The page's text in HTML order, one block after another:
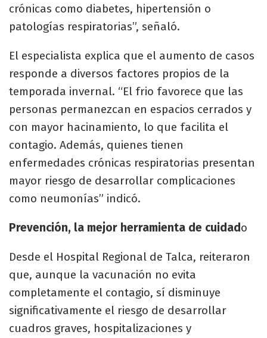
crónicas como diabetes, hipertensión o
patologías respiratorias”, señaló.
El especialista explica que el aumento de casos
responde a diversos factores propios de la
temporada invernal. “El frio favorece que las
personas permanezcan en espacios cerrados y
con mayor hacinamiento, lo que facilita el
contagio. Además, quienes tienen
enfermedades crónicas respiratorias presentan
mayor riesgo de desarrollar complicaciones
como neumonías” indicó.
Prevención, la mejor herramienta de cuidado
Desde el Hospital Regional de Talca, reiteraron
que, aunque la vacunación no evita
completamente el contagio, sí disminuye
significativamente el riesgo de desarrollar
cuadros graves, hospitalizaciones y